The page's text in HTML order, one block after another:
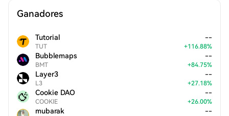
Ganadores
Tutorial
TUT
--
+116.88%
Bubblemaps
BMT
--
+84.75%
Layer3
L3
--
+27.18%
Cookie DAO
COOKIE
--
+26.00%
mubarak --